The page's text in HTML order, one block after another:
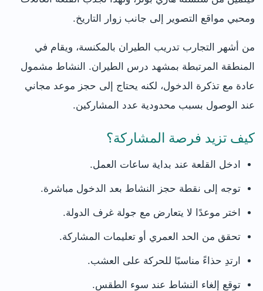
ومحبي مواقع التصوير إلى جانب زوار التاريخ.
من أشهر التجارب تدريب الطيران بالمكنسة، ويقام في
المنطقة المرتبطة بمشهد درس الطيران. النشاط مشمول
عادة مع تذكرة الدخول، لكنه يحتاج إلى حجز موعد مجاني
عند الوصول بسبب محدودية عدد المشاركين.
كيف تزيد فرصة المشاركة؟
ادخل القلعة عند بداية ساعات العمل.
توجه إلى نقطة حجز النشاط بعد الدخول مباشرة.
اختر موعدًا لا يتعارض مع جولة غرف الدولة.
تحقق من الحد العمري أو تعليمات المشاركة.
ارتدِ حذاءً مناسبًا للحركة على العشب.
توقع إلغاء النشاط عند سوء الطقس.